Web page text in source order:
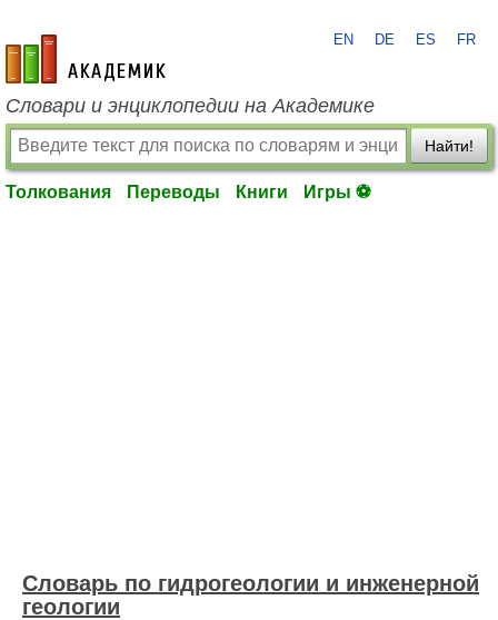
academic.ru
EN DE ES FR
Словари и энциклопедии на Академике
Найти!
Толкования Переводы Книги Игры ⚽
Словарь по гидрогеологии и инженерной
геологии